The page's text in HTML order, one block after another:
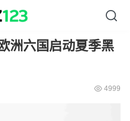
洲六国启动夏季黑
4999